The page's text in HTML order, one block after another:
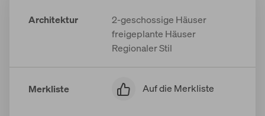
Architektur
2-geschossige Häuser
freigeplante Häuser
Regionaler Stil
Merkliste Auf die Merkliste